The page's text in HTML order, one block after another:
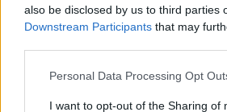
also be disclosed by us to third parties
Downstream Participants that may
Personal Data Processing Opt
I want to opt-out of the Sharing of